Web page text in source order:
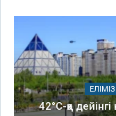
42°C-қа